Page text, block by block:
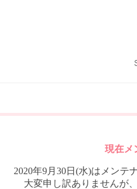
現在メ
2020年9月30日(水)はメンテ
大変申し訳ありませんが